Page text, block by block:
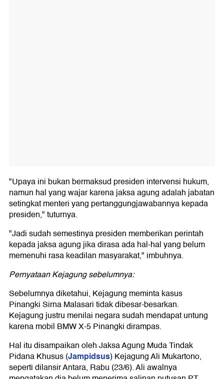
"Upaya ini bukan bermaksud presiden intervensi hukum,
namun hal yang wajar karena jaksa agung adalah jabatan
setingkat menteri yang pertanggungjawabannya kepada
presiden," tuturnya.
"Jadi sudah semestinya presiden memberikan perintah
kepada jaksa agung jika dirasa ada hal-hal yang belum
memenuhi rasa keadilan masyarakat," imbuhnya.
Pernyataan Kejagung sebelumnya:
Sebelumnya diketahui, Kejagung meminta kasus
Pinangki Sirna Malasari tidak dibesar-besarkan.
Kejagung justru menilai negara sudah mendapat untung
karena mobil BMW X-5 Pinangki dirampas.
Hal itu disampaikan oleh Jaksa Agung Muda Tindak
Pidana Khusus (Jampidsus) Kejagung Ali Mukartono,
seperti dilansir Antara, Rabu (23/6). Ali awalnya